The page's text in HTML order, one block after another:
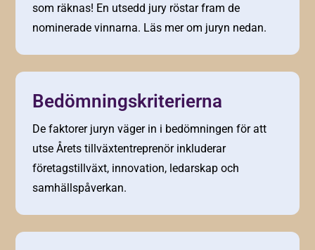
som räknas! En utsedd jury röstar fram de
nominerade vinnarna. Läs mer om juryn nedan.
Bedömningskriterierna
De faktorer juryn väger in i bedömningen för att
utse Årets tillväxtentreprenör inkluderar
företagstillväxt, innovation, ledarskap och
samhällspåverkan.